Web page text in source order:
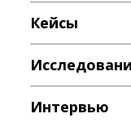
Кейсы
Интервью